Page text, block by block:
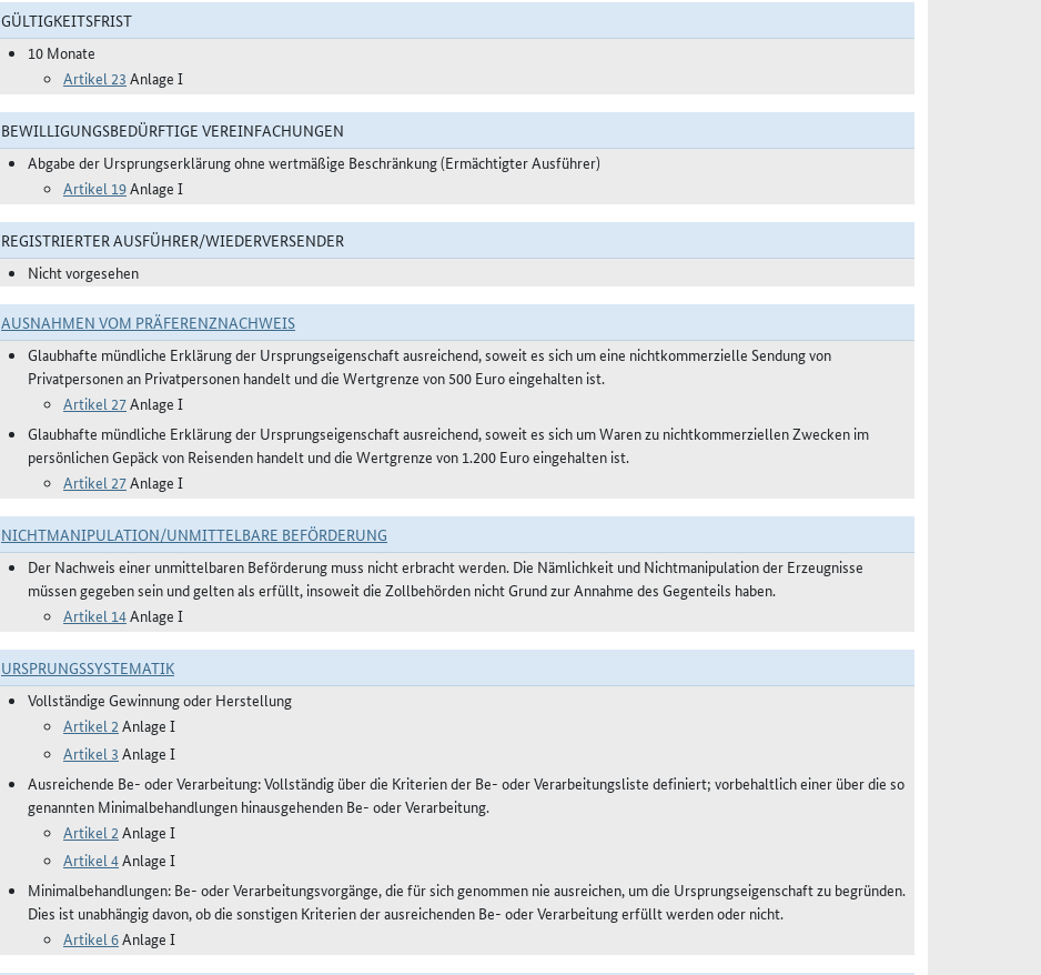
GÜLTIGKEITSFRIST
10 Monate
Artikel 23 Anlage I
BEWILLIGUNGSBEDÜRFTIGE VEREINFACHUNGEN
Abgabe der Ursprungserklärung ohne wertmäßige Beschränkung (Ermächtigter Ausführer)
Artikel 19Anlage I
REGISTRIERTER AUSFÜHRER/WIEDERVERSENDER
Nicht vorgesehen
AUSNAHMEN VOM PRÄFERENZNACHWEIS
Glaubhafte mündliche Erklärung der Ursprungseigenschaft ausreichend, soweit es sich um eine nichtkommerzielle Sendung von
Privatpersonen an Privatpersonen handelt und die Wertgrenze von 500 Euro eingehalten ist.
Artikel 27Anlage I
Glaubhafte mündliche Erklärung der Ursprungseigenschaft ausreichend, soweit es sich um Waren zu nichtkommerziellen Zwecken im
persönlichen Gepäck von Reisenden handelt und die Wertgrenze von 1.200 Euro eingehalten ist.
Artikel 27Anlage I
NICHTMANIPULATION/UNMITTELBARE BEFÖRDERUNG
Der Nachweis einer unmittelbaren Beförderung muss nicht erbracht werden. Die Nämlichkeit und Nichtmanipulation der Erzeugnisse
müssen gegeben sein und gelten als erfüllt, insoweit die Zollbehörden nicht Grund zur Annahme des Gegenteils haben.
Artikel 14Anlage I
URSPRUNGSSYSTEMATIK
Vollständige Gewinnung oder Herstellung
Artikel 2 Anlage I
Artikel 3 Anlage I
Ausreichende Be- oder Verarbeitung: Vollständig über die Kriterien der Be- oder Verarbeitungsliste definiert; vorbehaltlich einer über die so
genannten Minimalbehandlungen hinausgehenden Be- oder Verarbeitung.
Artikel 2 Anlage I
Artikel 4Anlage I
Minimalbehandlungen: Be- oder Verarbeitungsvorgänge, die für sich genommen nie ausreichen, um die Ursprungseigenschaft zu begründen.
Dies ist unabhängig davon, ob die sonstigen Kriterien der ausreichenden Be- oder Verarbeitung erfüllt werden oder nicht.
Artikel 6Anlage I